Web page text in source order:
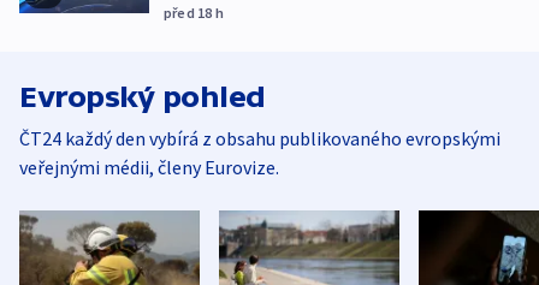
před 18 h
Evropský pohled
ČT24 každý den vybírá z obsahu publikovaného evropskými
veřejnými médii, členy Eurovize.